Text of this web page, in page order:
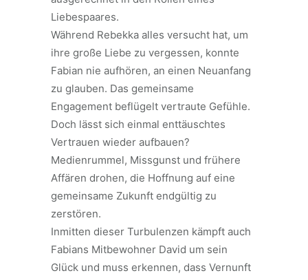
Liebespaares.
Während Rebekka alles versucht hat, um
ihre große Liebe zu vergessen, konnte
Fabian nie aufhören, an einen Neuanfang
zu glauben. Das gemeinsame
Engagement beflügelt vertraute Gefühle.
Doch lässt sich einmal enttäuschtes
Vertrauen wieder aufbauen?
Medienrummel, Missgunst und frühere
Affären drohen, die Hoffnung auf eine
gemeinsame Zukunft endgültig zu
zerstören.
Inmitten dieser Turbulenzen kämpft auch
Fabians Mitbewohner David um sein
Glück und muss erkennen, dass Vernunft